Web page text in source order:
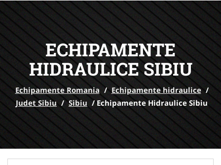
ECHIPAMENTE
HIDRAULICE SIBIU
Echipamente Romania / Echipamente hidraulice /
Judet Sibiu / Sibiu /Echipamente Hidraulice Sibiu